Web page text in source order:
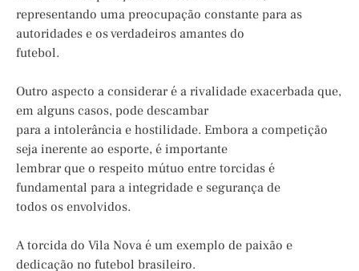
representando uma preocupação constante para as
autoridades e os verdadeiros amantes do
futebol.
Outro aspecto a considerar é a rivalidade exacerbada que,
em alguns casos, pode descambar
para a intolerância e hostilidade. Embora a competição
seja inerente ao esporte, é importante
lembrar que o respeito mútuo entre torcidas é
fundamental para a integridade e segurança de
todos os envolvidos.
A torcida do Vila Nova é um exemplo de paixão e
dedicação no futebol brasileiro.